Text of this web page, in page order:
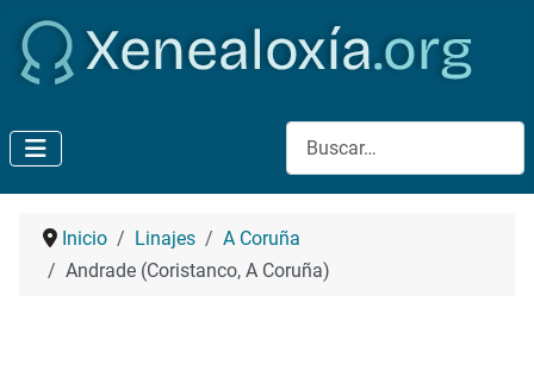
Buscar
Inicio Linajes
A Coruña
Andrade (Coristanco, A Coruña)